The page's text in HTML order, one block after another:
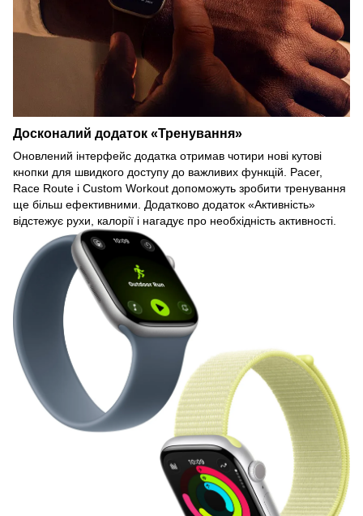
Досконалий додаток «Тренування»
Оновлений інтерфейс додатка отримав чотири нові кутові
кнопки для швидкого доступу до важливих функцій. Pacer,
Race Route і Custom Workout допоможуть зробити тренування
ще більш ефективними. Додатково додаток «Активність»
відстежує рухи, калорії і нагадує про необхідність активності.